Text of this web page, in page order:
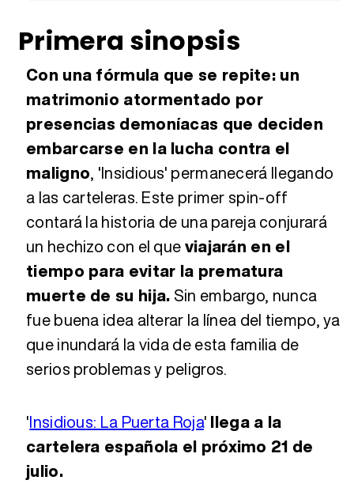
Primera sinopsis
Con una fórmula que se repite: un
matrimonio atormentado por
presencias demoníacas que deciden
embarcarse en la lucha contra el
maligno, 'Insidious' permanecerá llegando
a las carteleras. Este primer spin-off
contará la historia de una pareja conjurará
un hechizo con el queviajarán en el
tiempo para evitar la prematura
muerte de su hija. Sin embargo, nunca
fue buena idea alterar la línea del tiempo, ya
que inundará la vida de esta familia de
serios problemas y peligros.
'Insidious: La Puerta Roja' llega a la
cartelera española el próximo 21 de
julio.